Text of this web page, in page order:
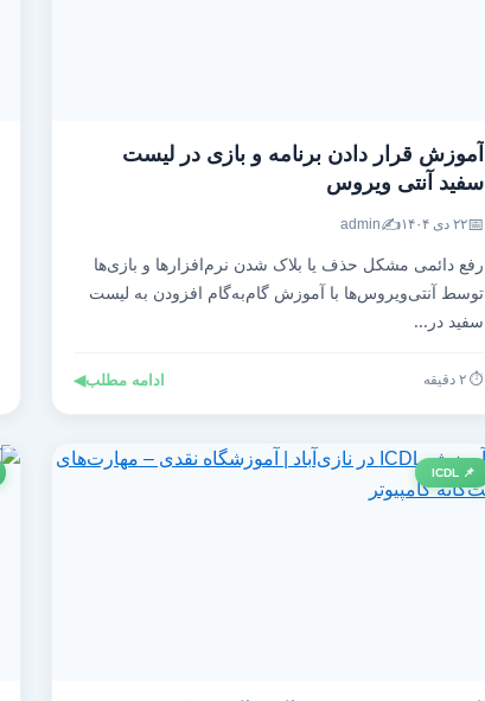
آموزش قرار دادن برنامه و بازی در لیست
سفید آنتی‌ ویروس
📅۲۲ دی ۱۴۰۴ ✍️
admin
رفع دائمی مشکل حذف یا بلاک شدن نرم‌افزارها و بازی‌ها
توسط آنتی‌ویروس‌ها با آموزش گام‌به‌گام افزودن به لیست
سفید در...
⏱️ ۲ دقیقه ادامه مطلب◀
📌 ICDL